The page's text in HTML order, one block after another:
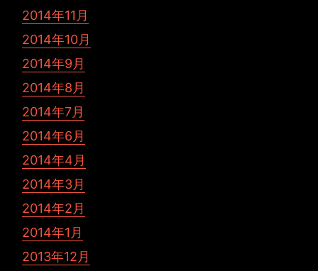
2014年11月
2014年10月
2014年9月
2014年8月
2014年7月
2014年6月
2014年4月
2014年3月
2014年2月
2014年1月
2013年12月